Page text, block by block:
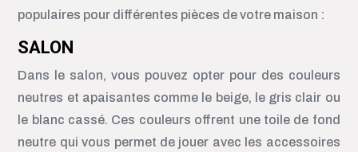
populaires pour différentes pièces de votre maison :
SALON
Dans le salon, vous pouvez opter pour des couleurs
neutres et apaisantes comme le beige, le gris clair ou
le blanc cassé. Ces couleurs offrent une toile de fond
neutre qui vous permet de jouer avec les accessoires